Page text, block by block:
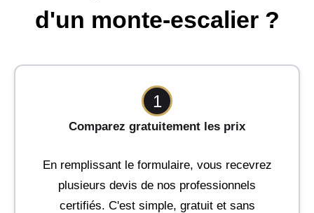
d'un monte-escalier ?
1
Comparez gratuitement les prix
En remplissant le formulaire, vous recevrez
plusieurs devis de nos professionnels
certifiés. C'est simple, gratuit et sans